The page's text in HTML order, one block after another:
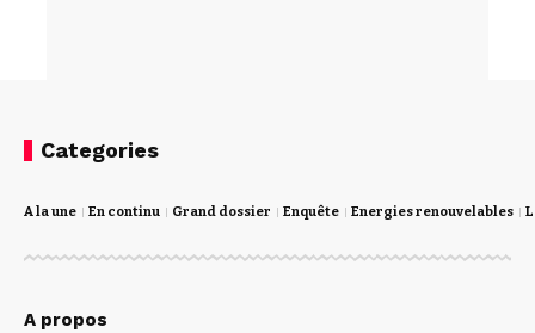
Categories
A la une En continu Grand dossier Enquête Energies renouvelables
A propos